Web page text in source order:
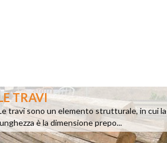
TRAVI
travi sono un elemento strutturale, in cui la
è la dimensione prepo...